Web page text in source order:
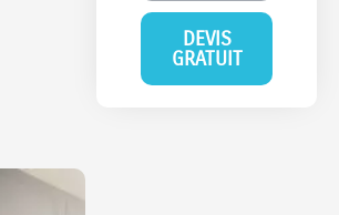
DEVIS
GRATUIT